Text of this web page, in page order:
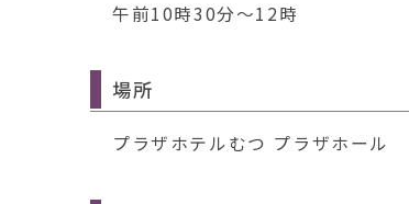
午前10時30分～12時
場所
プラザホテルむつ プラザホール